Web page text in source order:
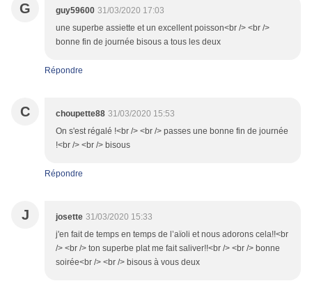
G guy59600 31/03/2020 17:03
une superbe assiette et un excellent poisson<br /> <br />
bonne fin de journée bisous a tous les deux
Répondre
C choupette88 31/03/2020 15:53
On s'est régalé !<br /> <br /> passes une bonne fin de journée
!<br /> <br /> bisous
Répondre
J josette 31/03/2020 15:33
j'en fait de temps en temps de l’aïoli et nous adorons cela!!<br
/> <br /> ton superbe plat me fait saliver!!<br /> <br /> bonne
soirée<br /> <br /> bisous à vous deux